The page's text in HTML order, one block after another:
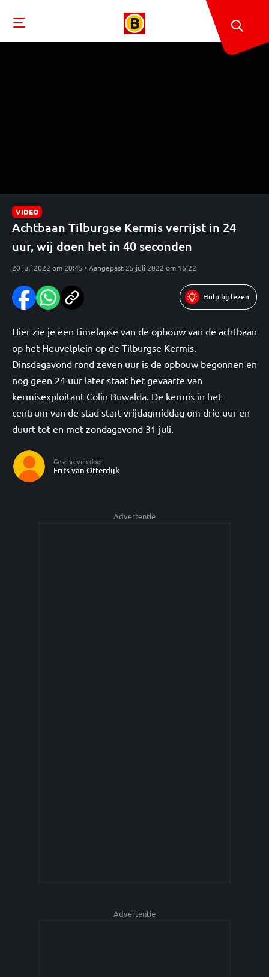
VIDEO
Achtbaan Tilburgse Kermis verrijst in 24
uur, wij doen het in 40 seconden
20 juli 2022 om 20:45 • Aangepast 25 juli 2022 om 16:22
Hulp bij lezen
Hier zie je een timelapse van de opbouw van de achtbaan
op het Heuvelplein op de Tilburgse Kermis.
Dinsdagavond rond zeven uur is de opbouw begonnen en
nog geen 24 uur later staat het gevaarte van
kermisexploitant Colin Buwalda. De kermis in het
centrum van de stad start vrijdagmiddag om drie uur en
duurt tot en met zondagavond 31 juli.
Geschreven door
Frits van Otterdijk
Advertentie
Advertentie